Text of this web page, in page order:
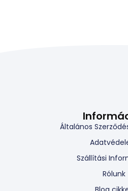
Általános
Szállítási
Rólunk